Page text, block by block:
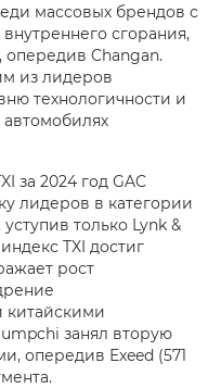
массовых брендов с
сгорания,
опередив Changan.
из лидеров
технологичности и
за 2024 год GAC
лидеров в категории
только Lynk &
TXI достиг
рост
китайскими
занял вторую
опередив Exeed (571